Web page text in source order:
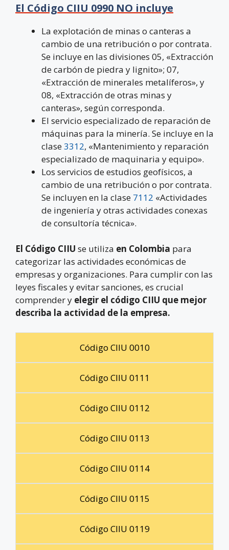
El Código CIIU 0990 NO incluye
La explotación de minas o canteras a
cambio de una retribución o por contrata.
Se incluye en las divisiones 05, «Extracción
de carbón de piedra y lignito»; 07,
«Extracción de minerales metalíferos», y
08, «Extracción de otras minas y
canteras», según corresponda.
El servicio especializado de reparación de
máquinas para la minería. Se incluye en la
clase3312, «Mantenimiento y reparación
especializado de maquinaria y equipo».
Los servicios de estudios geofísicos, a
cambio de una retribución o por contrata.
Se incluyen en la clase 7112 «Actividades
de ingeniería y otras actividades conexas
de consultoría técnica».
El Código CIIU se utiliza en Colombia para
categorizar las actividades económicas de
empresas y organizaciones. Para cumplir con las
leyes fiscales y evitar sanciones, es crucial
comprender y elegir el código CIIU que mejor
describa la actividad de la empresa.
Código CIIU 0010
Código CIIU 0111
Código CIIU 0112
Código CIIU 0113
Código CIIU 0114
Código CIIU 0115
Código CIIU 0119